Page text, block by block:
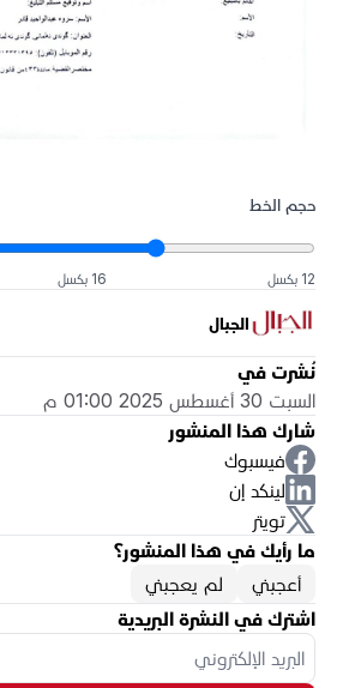
حجم الخط
12 بكسل 16 بكسل
الجبال
نُشرت في
السبت 30 أغسطس 2025 01:00 م
شارك هذا المنشور
فيسبوك
لينكد إن
تويتر
ما رأيك في هذا المنشور؟
أعجبني
لم يعجبني
اشترك في النشرة البريدية